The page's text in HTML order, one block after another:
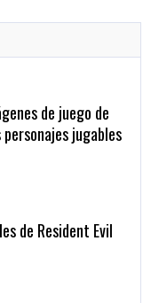
de juego de
jugables
de Resident Evil